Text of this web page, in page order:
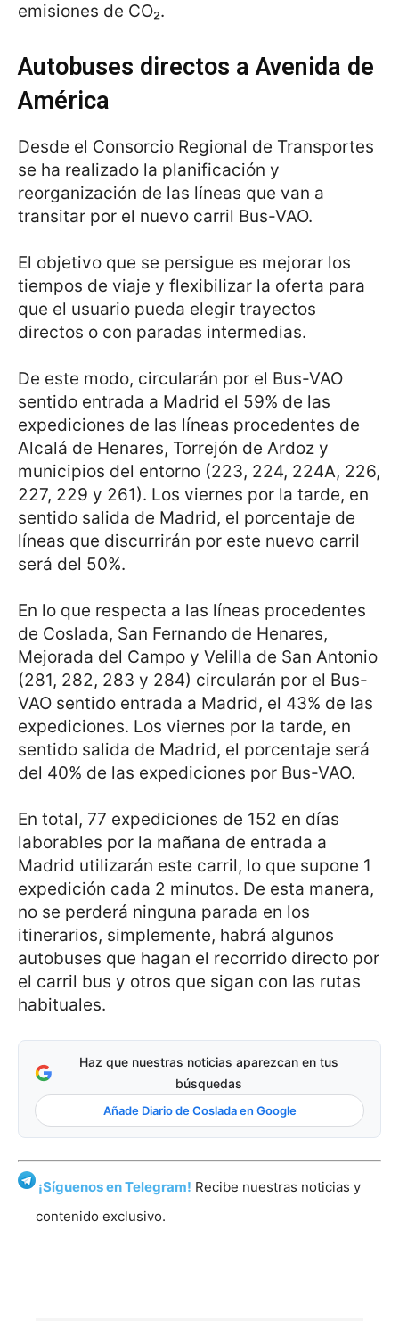
emisiones de CO₂.
Autobuses directos a Avenida de
América
Desde el Consorcio Regional de Transportes
se ha realizado la planificación y
reorganización de las líneas que van a
transitar por el nuevo carril Bus-VAO.
El objetivo que se persigue es mejorar los
tiempos de viaje y flexibilizar la oferta para
que el usuario pueda elegir trayectos
directos o con paradas intermedias.
De este modo, circularán por el Bus-VAO
sentido entrada a Madrid el 59% de las
expediciones de las líneas procedentes de
Alcalá de Henares, Torrejón de Ardoz y
municipios del entorno (223, 224, 224A, 226,
227, 229 y 261). Los viernes por la tarde, en
sentido salida de Madrid, el porcentaje de
líneas que discurrirán por este nuevo carril
será del 50%.
En lo que respecta a las líneas procedentes
de Coslada, San Fernando de Henares,
Mejorada del Campo y Velilla de San Antonio
(281, 282, 283 y 284) circularán por el Bus-
VAO sentido entrada a Madrid, el 43% de las
expediciones. Los viernes por la tarde, en
sentido salida de Madrid, el porcentaje será
del 40% de las expediciones por Bus-VAO.
En total, 77 expediciones de 152 en días
laborables por la mañana de entrada a
Madrid utilizarán este carril, lo que supone 1
expedición cada 2 minutos. De esta manera,
no se perderá ninguna parada en los
itinerarios, simplemente, habrá algunos
autobuses que hagan el recorrido directo por
el carril bus y otros que sigan con las rutas
habituales.
Haz que nuestras noticias aparezcan en tus
búsquedas
Añade Diario de Coslada en Google
¡Síguenos en Telegram! Recibe nuestras noticias y
contenido exclusivo.